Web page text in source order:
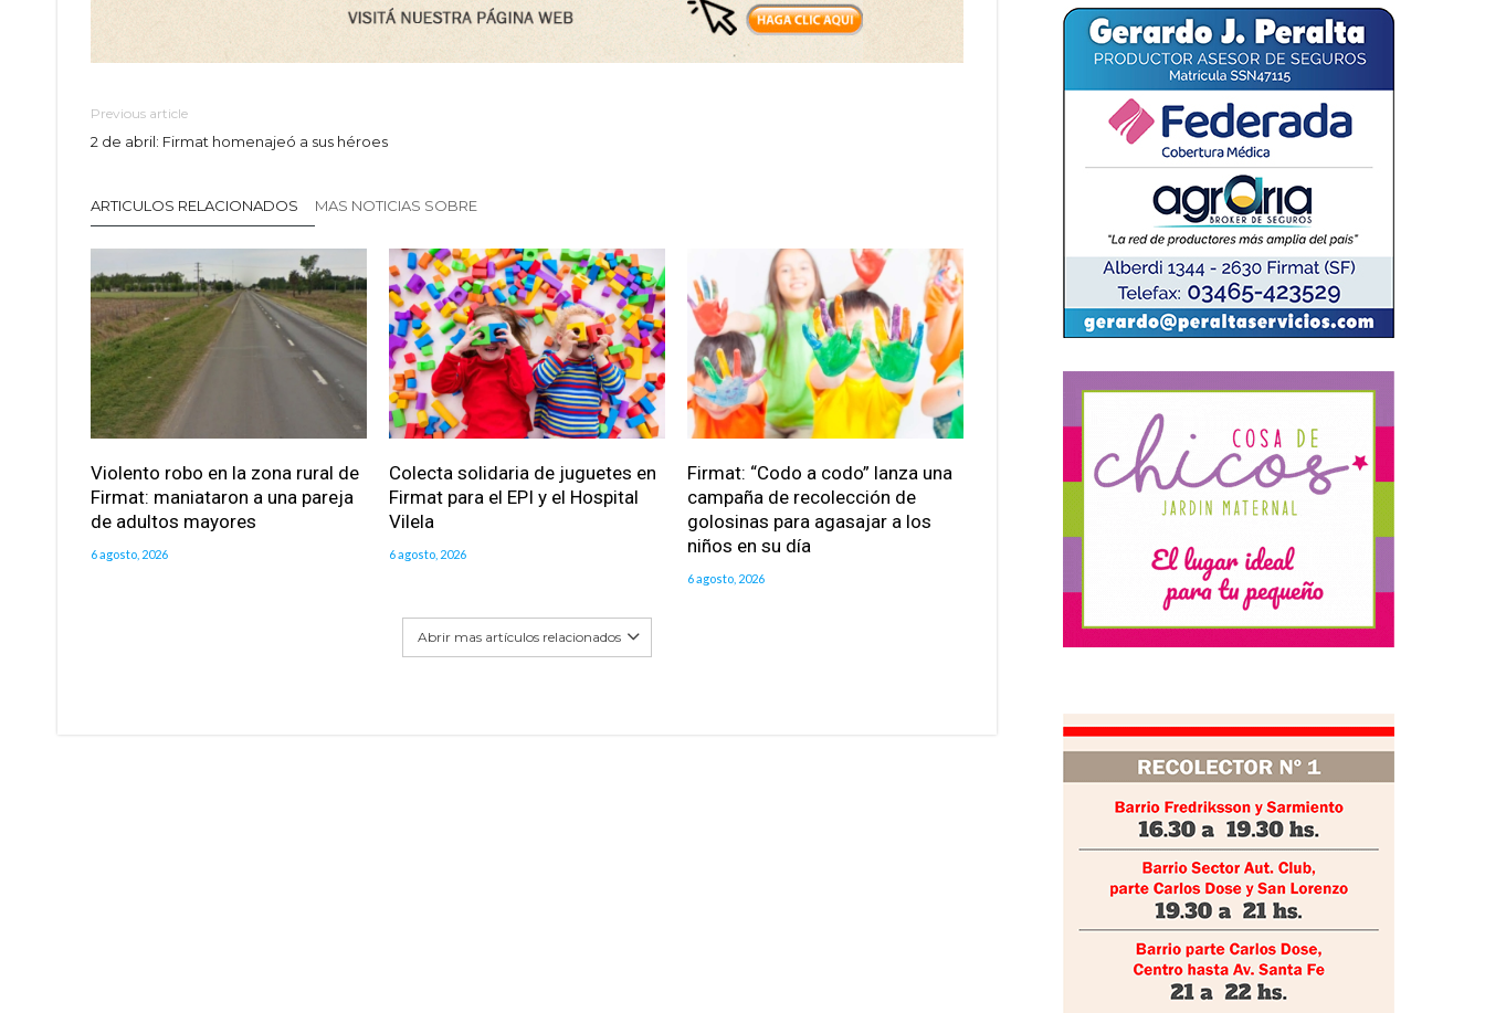
Previous article
2 de abril: Firmat homenajeó a sus héroes
ARTICULOS RELACIONADOS MAS NOTICIAS SOBRE
Violento robo en la zona rural de
Firmat: maniataron a una pareja
de adultos mayores
6 agosto, 2026
Colecta solidaria de juguetes en
Firmat para el EPI y el Hospital
Vilela
6 agosto, 2026
Firmat: “Codo a codo” lanza una
campaña de recolección de
golosinas para agasajar a los
niños en su día
6 agosto, 2026
Abrir mas artículos relacionados